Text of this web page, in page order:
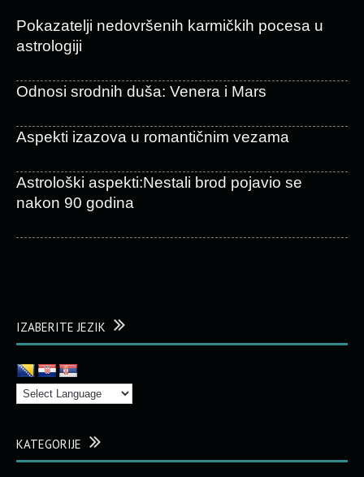
Pokazatelji nedovršenih karmičkih pocesa u
astrologiji
Odnosi srodnih duša: Venera i Mars
Aspekti izazova u romantičnim vezama
Astrološki aspekti:Nestali brod pojavio se
nakon 90 godina
IZABERITE JEZIK
KATEGORIJE